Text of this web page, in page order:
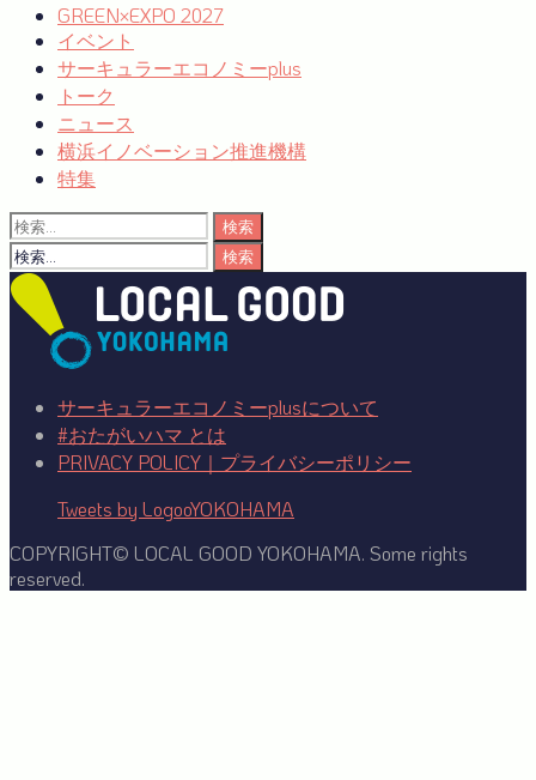
GREEN×EXPO 2027
イベント
サーキュラーエコノミーplus
トーク
ニュース
横浜イノベーション推進機構
特集
検
索:
検
索:
サーキュラーエコノミーplusについて
#おたがいハマ とは
PRIVACY POLICY｜プライバシーポリシー
Tweets by LogooYOKOHAMA
COPYRIGHT© LOCAL GOOD YOKOHAMA. Some rights
reserved.